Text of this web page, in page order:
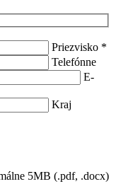
Priezvisko *
Telefónne
E-
Kraj
5MB (.pdf, .docx)